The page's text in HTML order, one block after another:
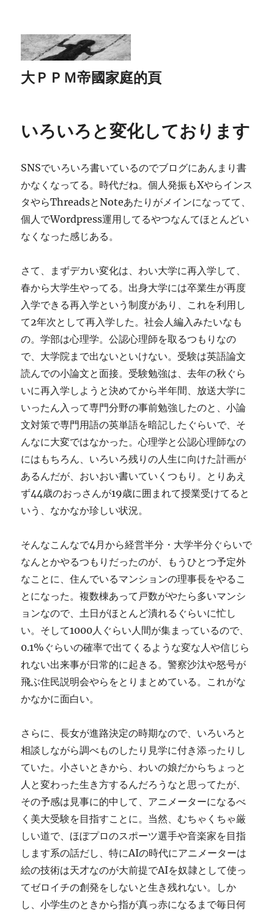
大ＰＰＭ帝國家庭的頁
いろいろと変化しております
SNSでいろいろ書いているのでブログにあんまり書
かなくなってる。時代だね。個人発振もXやらインス
タやらThreadsとNoteあたりがメインになってて、
個人でWordpress運用してるやつなんてほとんどい
なくなった感じある。
さて、まずデカい変化は、わい大学に再入学して、
春から大学生やってる。出身大学には卒業生が再度
入学できる再入学という制度があり、これを利用し
て2年次として再入学した。社会人編入みたいなも
の。学部は心理学。公認心理師を取るつもりなの
で、大学院まで出ないといけない。受験は英語論文
読んでの小論文と面接。受験勉強は、去年の秋ぐら
いに再入学しようと決めてから半年間、放送大学に
いったん入って専門分野の事前勉強したのと、小論
文対策で専門用語の英単語を暗記したぐらいで、そ
んなに大変ではなかった。心理学と公認心理師なの
にはもちろん、いろいろ残りの人生に向けた計画が
あるんだが、おいおい書いていくつもり。とりあえ
ず44歳のおっさんが19歳に囲まれて授業受けてると
いう、なかなか珍しい状況。
そんなこんなで4月から経営半分・大学半分ぐらいで
なんとかやるつもりだったのが、もうひとつ予定外
なことに、住んでいるマンションの理事長をやるこ
とになった。複数棟あって戸数がやたら多いマンシ
ョンなので、土日がほとんど潰れるぐらいに忙し
い。そして1000人ぐらい人間が集まっているので、
0.1%ぐらいの確率で出てくるような変な人や信じら
れない出来事が日常的に起きる。警察沙汰や怒号が
飛ぶ住民説明会やらをとりまとめている。これがな
かなかに面白い。
さらに、長女が進路決定の時期なので、いろいろと
相談しながら調べものしたり見学に付き添ったりし
ていた。小さいときから、わいの娘だからちょっと
人と変わった生き方するんだろうなと思ってたが、
その予感は見事に的中して、アニメーターになるべ
く美大受験を目指すことに。当然、むちゃくちゃ厳
しい道で、ほぼプロのスポーツ選手や音楽家を目指
します系の話だし、特にAIの時代にアニメーターは
絵の技術は天才なのが大前提でAIを奴隷として使っ
てゼロイチの創発をしないと生き残れない。しか
し、小学生のときから指が真っ赤になるまで毎日何